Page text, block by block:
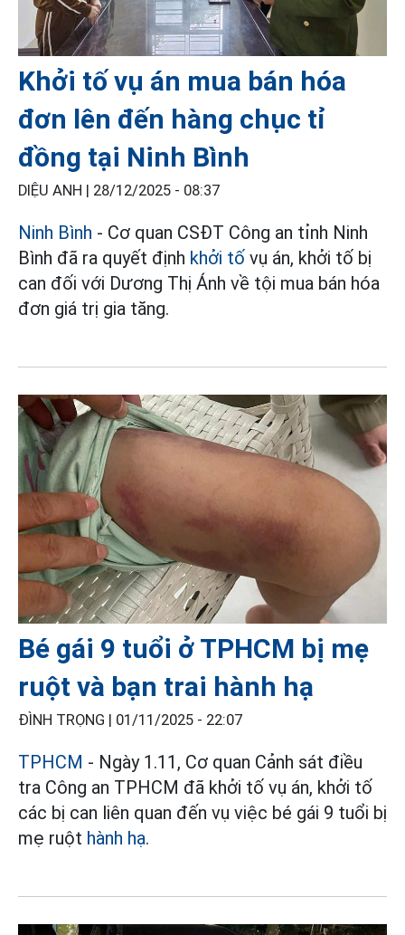
Khởi tố vụ án mua bán hóa
đơn lên đến hàng chục tỉ
đồng tại Ninh Bình
DIỆU ANH | 28/12/2025 - 08:37
Ninh Bình - Cơ quan CSĐT Công an tỉnh Ninh
Bình đã ra quyết định khởi tố vụ án, khởi tố bị
can đối với Dương Thị Ánh về tội mua bán hóa
đơn giá trị gia tăng.
Bé gái 9 tuổi ở TPHCM bị mẹ
ruột và bạn trai hành hạ
ĐÌNH TRỌNG | 01/11/2025 - 22:07
TPHCM - Ngày 1.11, Cơ quan Cảnh sát điều
tra Công an TPHCM đã khởi tố vụ án, khởi tố
các bị can liên quan đến vụ việc bé gái 9 tuổi bị
mẹ ruột hành hạ.